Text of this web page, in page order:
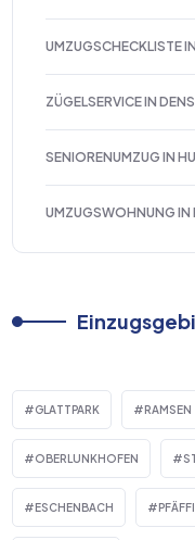
UMZUGSCHECKLISTE
ZÜGELSERVICE IN
SENIORENUMZUG IN
UMZUGSWOHNUNG IN
GLATTPARK RAMSEN
OBERLUNKHOFEN
ESCHENBACH